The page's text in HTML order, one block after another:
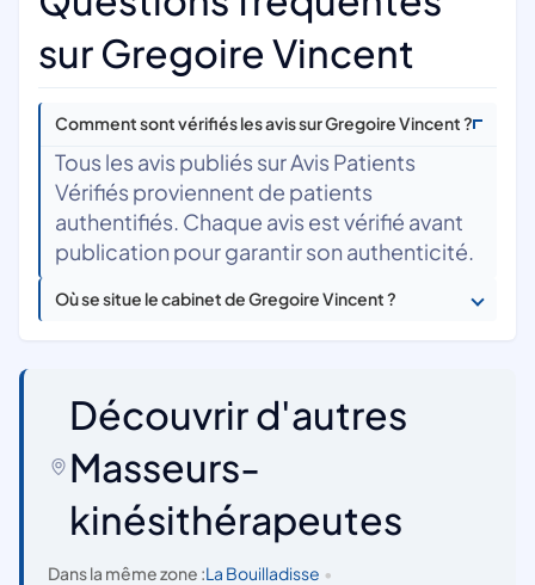
sur Gregoire Vincent
Comment sont vérifiés les avis sur Gregoire Vincent ?
Tous les avis publiés sur Avis Patients
Vérifiés proviennent de patients
authentifiés. Chaque avis est vérifié avant
publication pour garantir son authenticité.
Où se situe le cabinet de Gregoire Vincent ?
Découvrir d'autres
Masseurs-
kinésithérapeutes
Dans la même zone :La Bouilladisse •